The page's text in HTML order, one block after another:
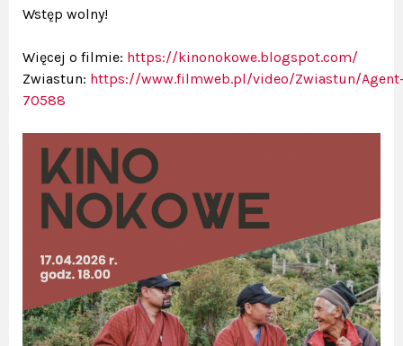
Wstęp wolny!
Więcej o filmie: https://kinonokowe.blogspot.com/
Zwiastun: https://www.filmweb.pl/video/Zwiastun/
70588